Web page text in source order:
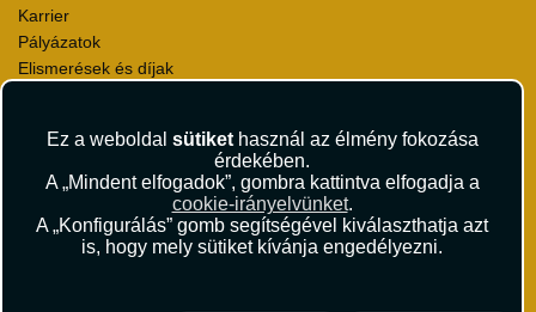
Ez a weboldal sütikethasznál az élmény fokozása
érdekében.
A „Mindent elfogadok”, gombra kattintva elfogadja a
cookie-irányelvünket.
A „Konfigurálás” gomb segítségével kiválaszthatja azt
is, hogy mely sütiket kívánja engedélyezni.
Karrier
Pályázatok
Elismerések és díjak
Utazási Csomag Szerződési Feltételek
Útlemondás-biztosítás Szerződési Feltételek
Utasbiztosítás Szerződési Feltételek
Repülőjegy Szerződési Feltételek
Adatvédelem